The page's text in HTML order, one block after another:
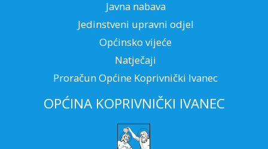
Javna nabava
Jedinstveni upravni odjel
Općinsko vijeće
Natječaji
Proračun Općine Koprivnički Ivanec
OPĆINA KOPRIVNIČKI IVANEC